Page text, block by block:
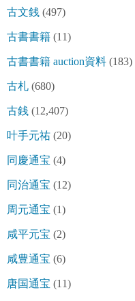
古文銭 (497)
古書書籍 (11)
古書書籍 auction資料 (183)
古札 (680)
古銭 (12,407)
叶手元祐 (20)
同慶通宝 (4)
同治通宝 (12)
周元通宝 (1)
咸平元宝 (2)
咸豊通宝 (6)
唐国通宝 (11)